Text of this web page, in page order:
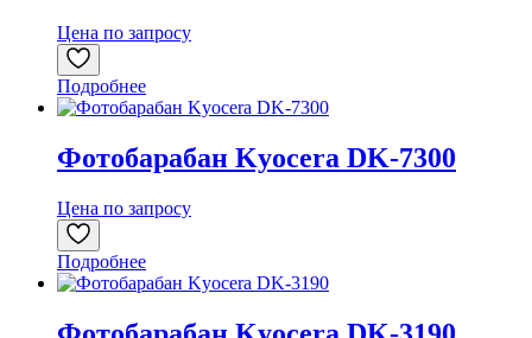
Цена по запросу
Подробнее
Фотобарабан Kyocera DK-7300
Цена по запросу
Подробнее